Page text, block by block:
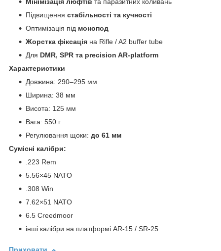
Підвищення стабільності та кучності
Оптимізація під монопод
Жорстка фіксація на Rifle / A2 buffer tube
Для DMR, SPR та precision AR-platform
Характеристики
Довжина: 290–295 мм
Ширина: 38 мм
Висота: 125 мм
Вага: 550 г
Регулювання щоки: до 61 мм
Сумісні калібри:
.223 Rem
5.56×45 NATO
.308 Win
7.62×51 NATO
6.5 Creedmoor
інші калібри на платформі AR-15 / SR-25